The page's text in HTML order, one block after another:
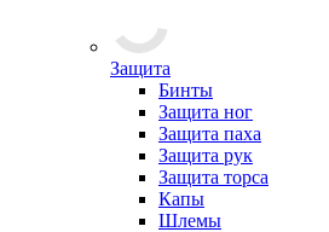
Защита
Бинты
Защита ног
Защита паха
Защита рук
Защита торса
Капы
Шлемы